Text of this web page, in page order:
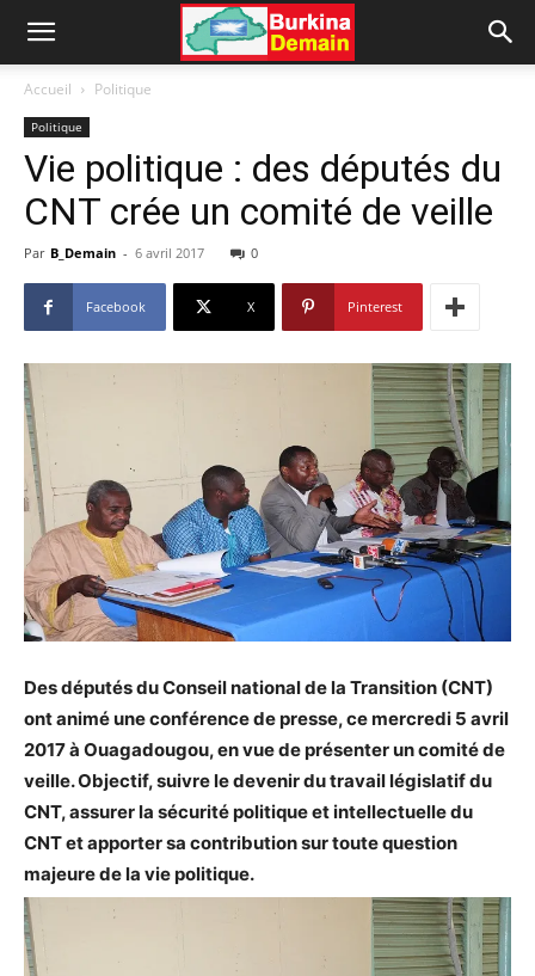
Accueil Politique
Politique
Vie politique : des députés du
CNT crée un comité de veille
Par B_Demain - 6 avril 2017 0
Facebook X Pinterest
Des députés du Conseil national de la Transition (CNT)
ont animé une conférence de presse, ce mercredi 5 avril
2017 à Ouagadougou, en vue de présenter un comité de
veille. Objectif, suivre le devenir du travail législatif du
CNT, assurer la sécurité politique et intellectuelle du
CNT et apporter sa contribution sur toute question
majeure de la vie politique.